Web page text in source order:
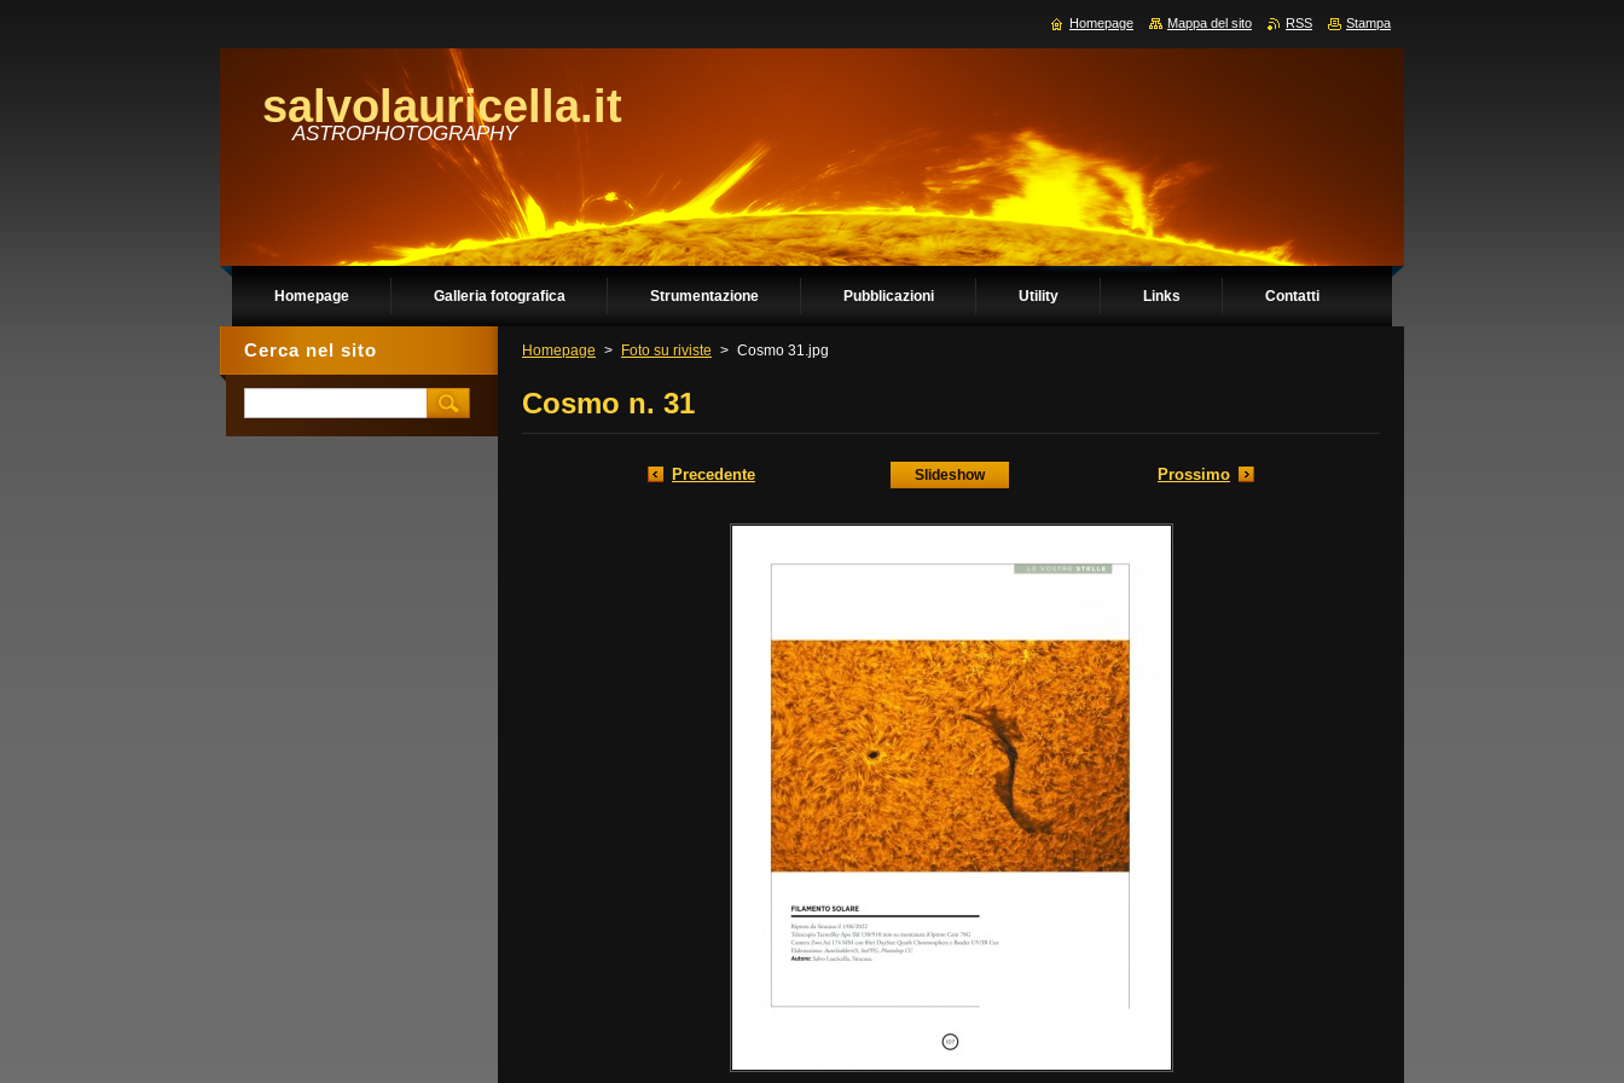
salvolauricella.it
ASTROPHOTOGRAPHY
Homepage Galleria fotografica Strumentazione Pubblicazioni Utility Links Contatti
Homepage > Foto su riviste > Cosmo 31.jpg
Cosmo n. 31
Precedente Slideshow Prossimo
Cerca nel sito
Homepage Mappa del sito RSS Stampa